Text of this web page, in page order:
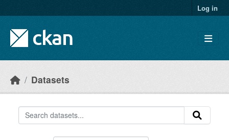
Log in
Datasets